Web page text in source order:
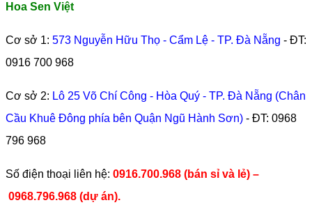
Hoa Sen Việt
Cơ sở 1: 573 Nguyễn Hữu Thọ - Cẩm Lệ - TP. Đà Nẵng - ĐT:
0916 700 968
Cơ sở 2: Lô 25 Võ Chí Công - Hòa Quý - TP. Đà Nẵng (Chân
Cầu Khuê Đông phía bên Quận Ngũ Hành Sơn) - ĐT: 0968
796 968
​Số điện thoại liên hệ: 0916.700.968 (bán sỉ và lẻ) –
0968.796.968 (dự án).